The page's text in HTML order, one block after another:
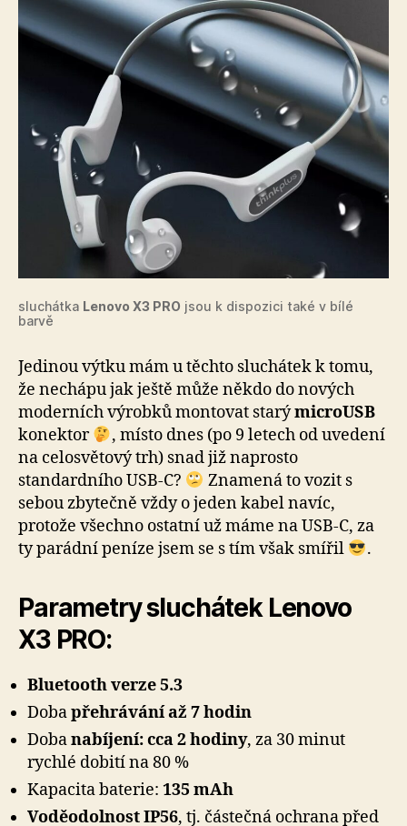
sluchátka Lenovo X3 PRO jsou k dispozici také v bílé
barvě
Jedinou výtku mám u těchto sluchátek k tomu,
že nechápu jak ještě může někdo do nových
moderních výrobků montovat starýmicroUSB
konektor
, místo dnes (po 9 letech od uvedení
na celosvětový trh) snad již naprosto
standardního USB-C?
Znamená to vozit s
sebou zbytečně vždy o jeden kabel navíc,
protože všechno ostatní už máme na USB-C, za
ty parádní peníze jsem se s tím však smířil
.
Parametry sluchátek Lenovo
X3 PRO:
Bluetooth verze 5.3
Dobapřehrávání až 7 hodin
Dobanabíjení: cca 2 hodiny, za 30 minut
rychlé dobití na 80 %
Kapacita baterie: 135 mAh
Voděodolnost IP56, tj. částečná ochrana před